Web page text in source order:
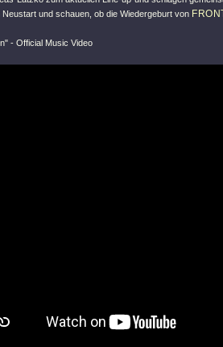
und schauen, ob die Wiedergeburt von
- Official Music Video